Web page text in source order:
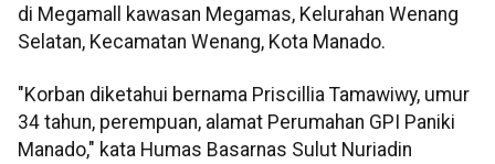
di Megamall kawasan Megamas, Kelurahan Wenang
Selatan, Kecamatan Wenang, Kota Manado.
"Korban diketahui bernama Priscillia Tamawiwy, umur
34 tahun, perempuan, alamat Perumahan GPI Paniki
Manado," kata Humas Basarnas Sulut Nuriadin